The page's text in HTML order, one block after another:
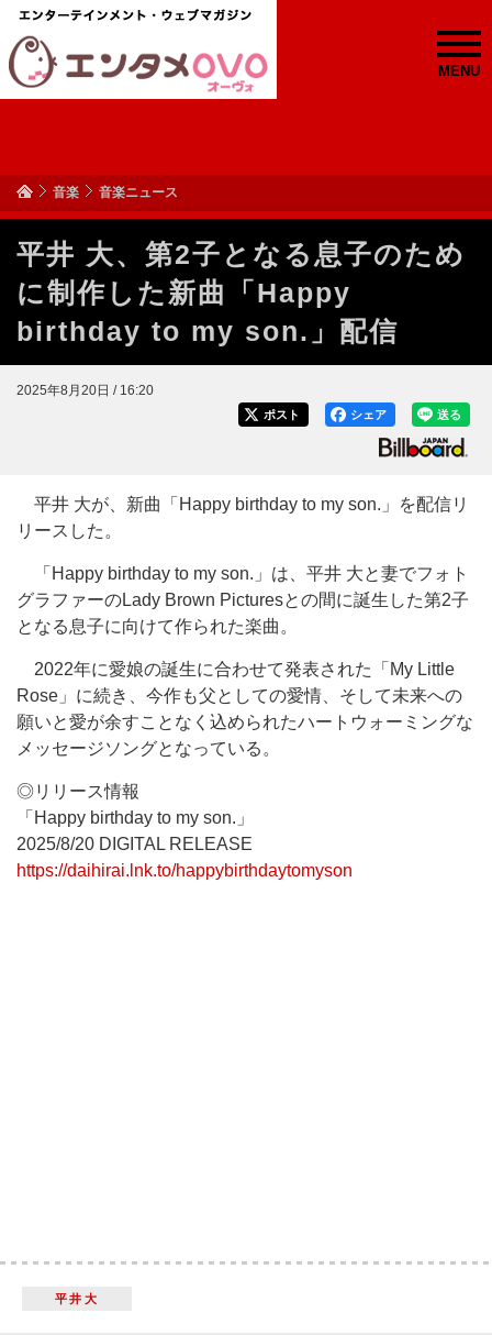
MENU
音楽 音楽ニュース
平井 大、第2子となる息子のため
に制作した新曲「Happy
birthday to my son.」配信
2025年8月20日 / 16:20
送る
シェア
ポスト
平井 大が、新曲「Happy birthday to my son.」を配信リ
リースした。
「Happy birthday to my son.」は、平井 大と妻でフォト
グラファーのLady Brown Picturesとの間に誕生した第2子
となる息子に向けて作られた楽曲。
2022年に愛娘の誕生に合わせて発表された「My Little
Rose」に続き、今作も父としての愛情、そして未来への
願いと愛が余すことなく込められたハートウォーミングな
メッセージソングとなっている。
◎リリース情報
「Happy birthday to my son.」
2025/8/20 DIGITAL RELEASE
https://daihirai.lnk.to/happybirthdaytomyson
平井大